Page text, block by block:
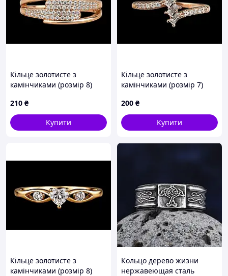
Кільце золотисте з
камінчиками (розмір 8)
210 ₴
Купити
Кільце золотисте з
камінчиками (розмір 7)
200 ₴
Купити
Кільце золотисте з
камінчиками (розмір 8)
Кольцо дерево жизни
нержавеющая сталь